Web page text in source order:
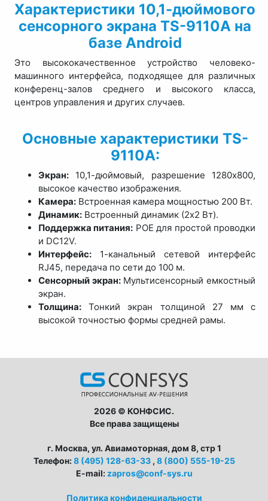
Характеристики 10,1-дюймового
сенсорного экрана TS-9110A на
базе Android
Это высококачественное устройство человеко-
машинного интерфейса, подходящее для различных
конференц-залов среднего и высокого класса,
центров управления и других случаев.
Основные характеристики TS-
9110A:
Экран:10,1-дюймовый, разрешение 1280x800,
высокое качество изображения.
Камера:Встроенная камера мощностью 200 Вт.
Динамик:Встроенный динамик (2x2 Вт).
Поддержка питания: POE для простой проводки
и DC12V.
Интерфейс:1-канальный сетевой интерфейс
RJ45, передача по сети до 100 м.
Сенсорный экран:Мультисенсорный емкостный
экран.
Толщина:Тонкий экран толщиной 27 мм с
высокой точностью формы средней рамы.
2026 © КОНФСИС.
Все права защищены
г. Москва, ул. Авиамоторная, дом 8, стр 1
Телефон:8 (495) 128-63-33 , 8 (800) 555-19-25
E-mail: zapros@conf-sys.ru
Политика конфиденциальности